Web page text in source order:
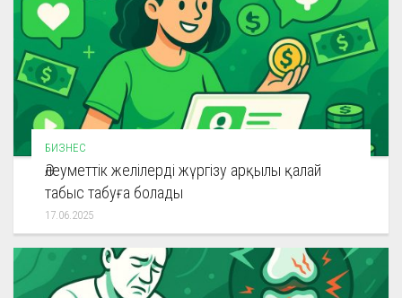
БИЗНЕС
Әлеуметтік желілерді жүргізу арқылы қалай
табыс табуға болады
17.06.2025